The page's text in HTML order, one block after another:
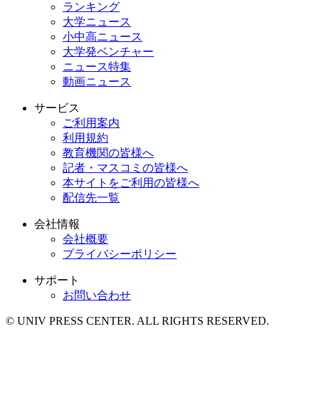
ランキング
大学ニュース
小中高ニュース
大学発ベンチャー
ニュース特集
動画ニュース
サービス
ご利用案内
利用規約
教育機関の皆様へ
記者・マスコミの皆様へ
本サイトをご利用の皆様へ
配信先一覧
会社情報
会社概要
プライバシーポリシー
サポート
お問い合わせ
© UNIV PRESS CENTER. ALL RIGHTS RESERVED.